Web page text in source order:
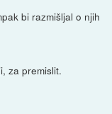
bi razmišljal o njih
za premislit.